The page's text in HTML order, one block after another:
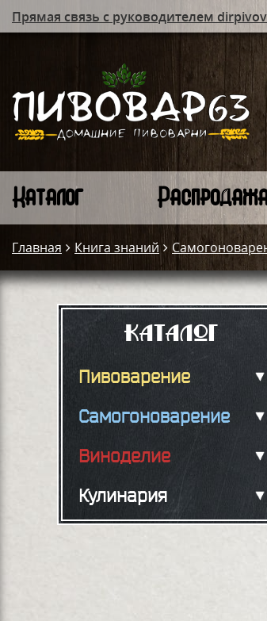
Прямая связь с руководителем
Каталог
Главная Книга знаний
Каталог
Пивоварение
Самогоноварение
Виноделие
Кулинария